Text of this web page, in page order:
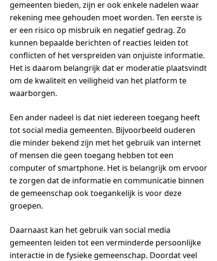
gemeenten bieden, zijn er ook enkele nadelen waar
rekening mee gehouden moet worden. Ten eerste is
er een risico op misbruik en negatief gedrag. Zo
kunnen bepaalde berichten of reacties leiden tot
conflicten of het verspreiden van onjuiste informatie.
Het is daarom belangrijk dat er moderatie plaatsvindt
om de kwaliteit en veiligheid van het platform te
waarborgen.
Een ander nadeel is dat niet iedereen toegang heeft
tot social media gemeenten. Bijvoorbeeld ouderen
die minder bekend zijn met het gebruik van internet
of mensen die geen toegang hebben tot een
computer of smartphone. Het is belangrijk om ervoor
te zorgen dat de informatie en communicatie binnen
de gemeenschap ook toegankelijk is voor deze
groepen.
Daarnaast kan het gebruik van social media
gemeenten leiden tot een verminderde persoonlijke
interactie in de fysieke gemeenschap. Doordat veel